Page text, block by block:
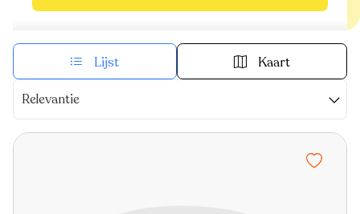
Lijst Kaart
Relevantie